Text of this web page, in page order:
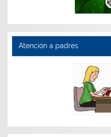
Atención a padres